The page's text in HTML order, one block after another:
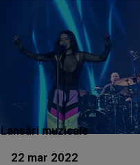
Lansări muzicale
22 mar 2022